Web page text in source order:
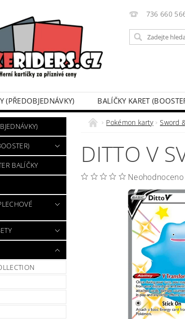
736 660
(PŘEDOBJEDNÁVKY) BALÍČKY KARET
SETY
TINKY/DÁRKOVÉ PLECHOVÉ KRABIČKY
KARET
DÁRKOVÝ POUKAZ
BALÍČKY
Pokémon karty Sword
DITTO V
Neohodnoceno